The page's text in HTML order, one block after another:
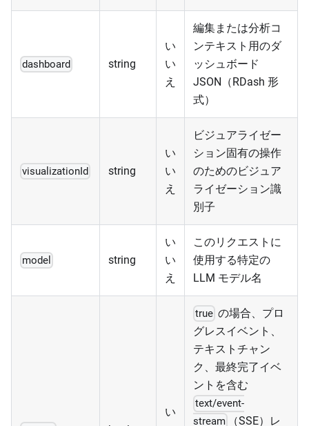
dashboard string
い
い
え
編集または分析コ
ンテキスト用のダ
ッシュボード
JSON（RDash 形
式）
visualizationId string
い
い
え
ビジュアライゼー
ション固有の操作
のためのビジュア
ライゼーション識
別子
model string
い
い
え
このリクエストに
使用する特定の
LLM モデル名
い
true の場合、プロ
グレスイベント、
テキストチャン
ク、最終完了イベ
ントを含む
text/event-
stream
（SSE）レ